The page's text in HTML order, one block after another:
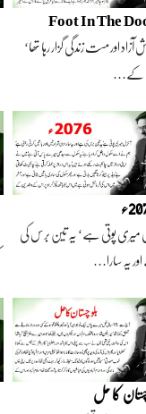
Foot In The
آزاد اور مست زندگی گزار رہا تھا‘
کے…
میری پوتی ہے‘ یہ تین برس کی
یہ سارا…
کا حل